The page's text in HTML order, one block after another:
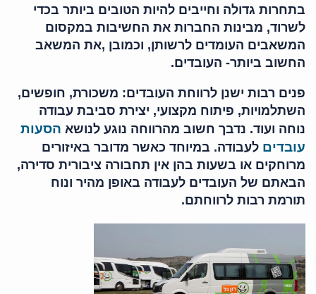
בתחרות גדולה וחייבים להיות הטובים ביותר בכדי
לשרוד, מבינות החברות את החשיבות במקסום
המשאבים העומדים לרשותן, וכמובן ,את המשאב
החשוב ביותר- העובדים.
פנים רבות ישנן לרווחת העובדים: משכורת, חופשים,
השתלמויות, פיתוח מקצועי, יצירת סביבת עבודה
נוחה ועוד. נדבך חשוב מהרווחה נוגע לנושא הסעות
עובדים לעבודה. במיוחד כאשר מדובר באיזורים
מרוחקים או בשעות בהן אין תחבורה ציבורית סדירה,
הבאתם של העובדים לעבודה באופן מהיר ונוח
תורמת רבות לרווחתם.